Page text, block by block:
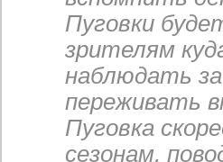
Пуговки
зрителям
наблюдать
переживать
Пуговка
сезонам,